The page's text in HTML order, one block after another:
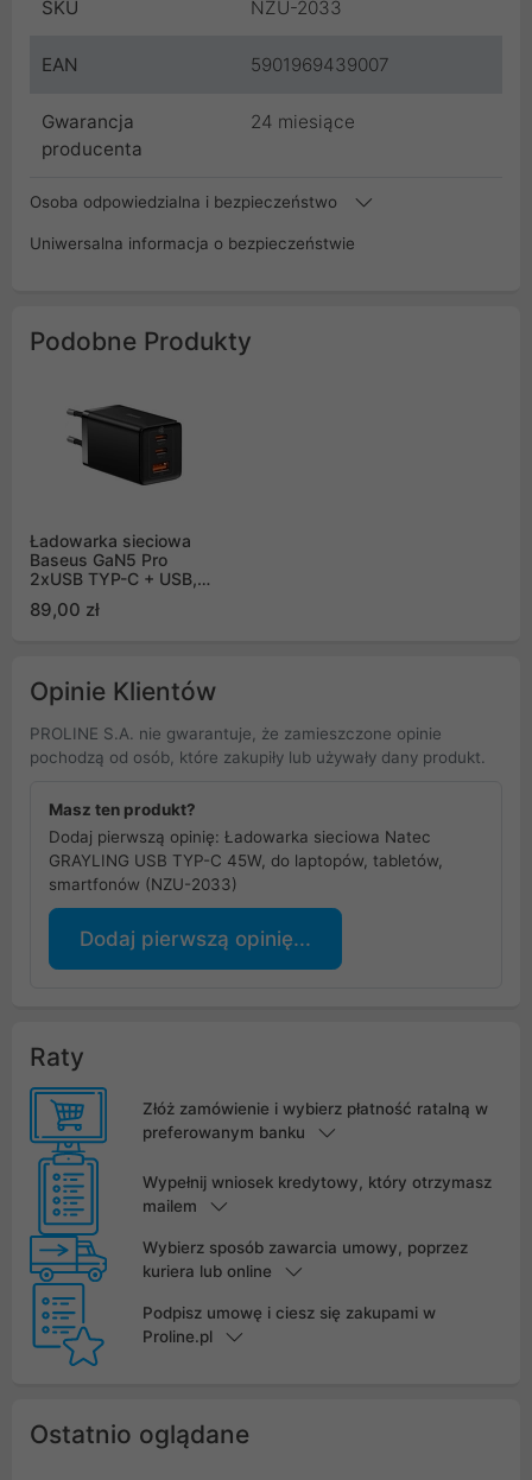
SKU NZU-2033
EAN 5901969439007
Gwarancja
producenta
24 miesiące
Osoba odpowiedzialna i bezpieczeństwo
Uniwersalna informacja o bezpieczeństwie
Podobne Produkty
Ładowarka sieciowa
Baseus GaN5 Pro
2xUSB TYP-C + USB,
(CCGP120201)
89,00 zł
Opinie Klientów
PROLINE S.A. nie gwarantuje, że zamieszczone opinie
pochodzą od osób, które zakupiły lub używały dany produkt.
Masz ten produkt?
Dodaj pierwszą opinię: Ładowarka sieciowa Natec
GRAYLING USB TYP-C 45W, do laptopów, tabletów,
smartfonów (NZU-2033)
Dodaj pierwszą opinię...
Raty
Złóż zamówienie i wybierz płatność ratalną w
preferowanym banku
Wypełnij wniosek kredytowy, który otrzymasz
mailem
Wybierz sposób zawarcia umowy, poprzez
kuriera lub online
Podpisz umowę i ciesz się zakupami w
Proline.pl
Ostatnio oglądane